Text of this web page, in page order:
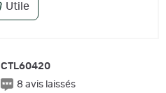
Utile
CTL60420
8 avis laissés